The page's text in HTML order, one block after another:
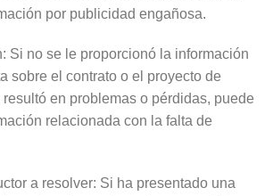
por publicidad engañosa.
Si no se le proporcionó la información
sobre el contrato o el proyecto de
en problemas o pérdidas, puede
relacionada con la falta de
a resolver: Si ha presentado una